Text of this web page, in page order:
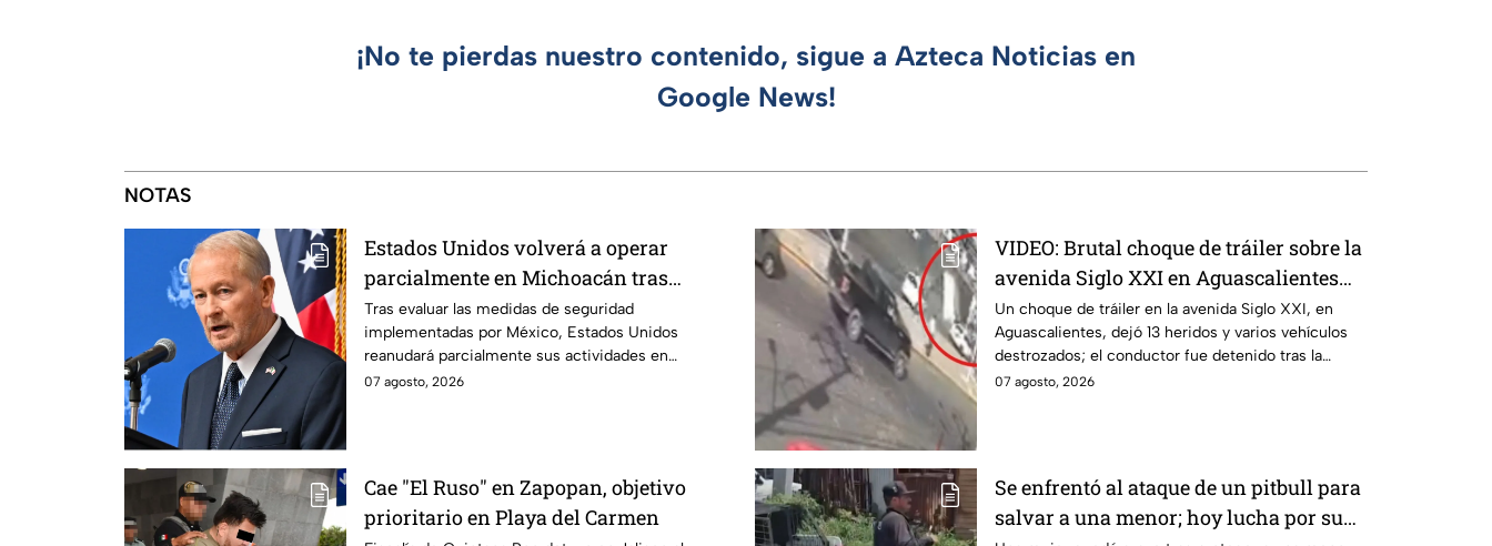
¡No te pierdas nuestro contenido, sigue a Azteca Noticias en
Google News!
NOTAS
Estados Unidos volverá a operar
parcialmente en Michoacán tras
suspensión por motivos de seguridad
Tras evaluar las medidas de seguridad
implementadas por México, Estados Unidos
reanudará parcialmente sus actividades en
Michoacán a partir del 8 de agosto.
07 agosto, 2026
VIDEO: Brutal choque de tráiler sobre la
avenida Siglo XXI en Aguascalientes
deja varios heridos y destrozos
Un choque de tráiler en la avenida Siglo XXI, en
Aguascalientes, dejó 13 heridos y varios vehículos
destrozados; el conductor fue detenido tras la
carambola.
07 agosto, 2026
Cae "El Ruso" en Zapopan, objetivo
prioritario en Playa del Carmen
Se enfrentó al ataque de un pitbull para
salvar a una menor; hoy lucha por su